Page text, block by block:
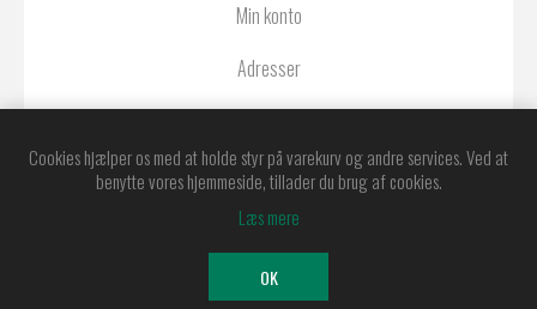
Min konto
Adresser
Copyright © 2026 Østerby Agentur A/S. Alle
rettigheder forbeholdt.
Cookies hjælper os med at holde styr på varekurv og andre services. Ved at
benytte vores hjemmeside, tillader du brug af cookies.
Læs mere
OK